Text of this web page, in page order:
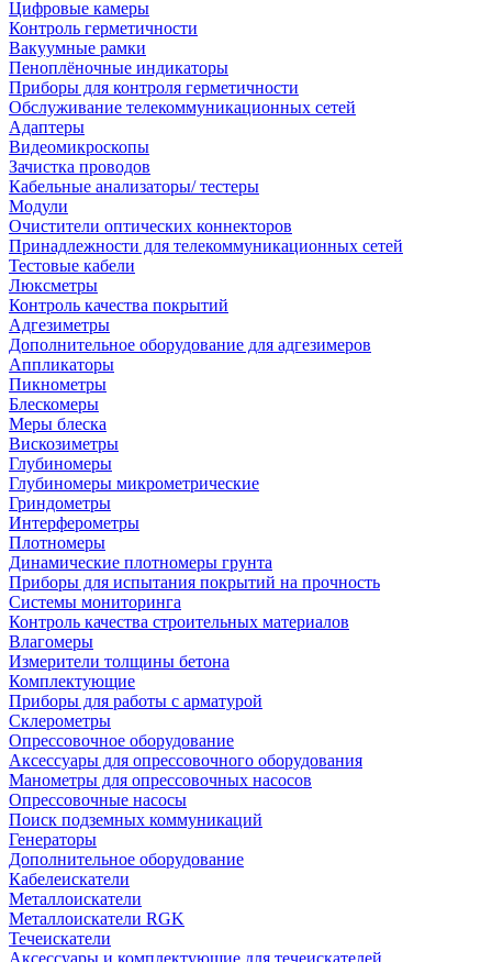
Цифровые камеры
Контроль герметичности
Вакуумные рамки
Пеноплёночные индикаторы
Приборы для контроля герметичности
Обслуживание телекоммуникационных сетей
Адаптеры
Видеомикроскопы
Зачистка проводов
Кабельные анализаторы/ тестеры
Модули
Очистители оптических коннекторов
Принадлежности для телекоммуникационных сетей
Тестовые кабели
Люксметры
Контроль качества покрытий
Адгезиметры
Дополнительное оборудование для адгезимеров
Аппликаторы
Пикнометры
Блескомеры
Меры блеска
Вискозиметры
Глубиномеры
Глубиномеры микрометрические
Гриндометры
Интерферометры
Плотномеры
Динамические плотномеры грунта
Приборы для испытания покрытий на прочность
Системы мониторинга
Контроль качества строительных материалов
Влагомеры
Измерители толщины бетона
Комплектующие
Приборы для работы с арматурой
Склерометры
Опрессовочное оборудование
Аксессуары для опрессовочного оборудования
Манометры для опрессовочных насосов
Опрессовочные насосы
Поиск подземных коммуникаций
Генераторы
Дополнительное оборудование
Кабелеискатели
Металлоискатели
Металлоискатели RGK
Течеискатели
Аксессуары и комплектующие для течеискателей